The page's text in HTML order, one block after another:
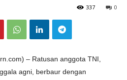
0
337
– Ratusan anggota TNI,
agni, berbaur dengan